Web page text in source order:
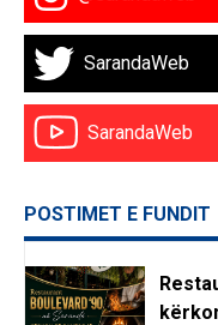
SarandaWeb
SarandaWeb
POSTIMET E FUNDIT